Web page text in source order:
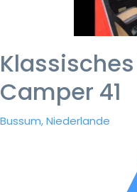
Camper 41
Bussum, Niederlande